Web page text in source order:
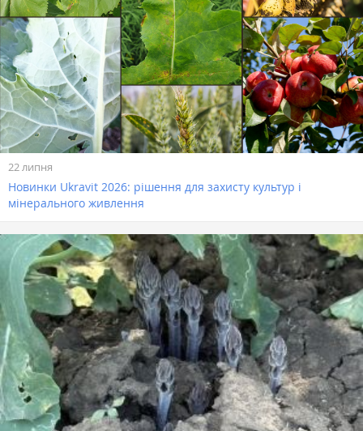
22 липня
Новинки Ukravit 2026: рішення для захисту культур і
мінерального живлення